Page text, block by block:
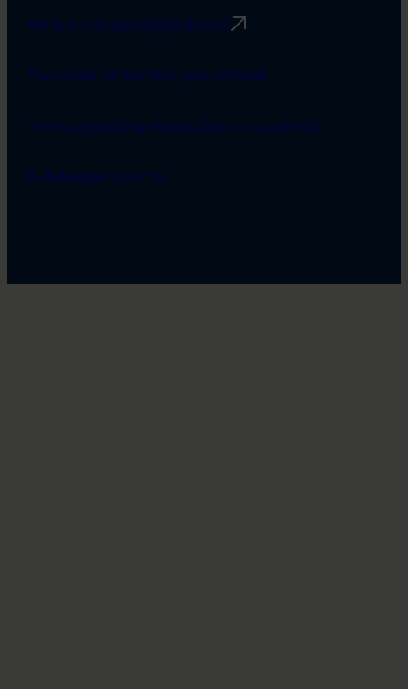
Rimbert-avustusjärjestelmä
Turvallisemman tilan periaatteet
TietosuojaselosteSaavutettavuusseloste
Evästeiden hallinta